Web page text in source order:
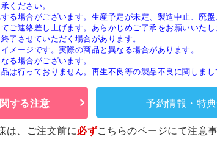
ください。
る場合がございます。生産予定が未定、製造中止、廃
ご連絡差し上げます。あらかじめご了承をお願いいたし
了させていただく場合があります。
メージです。実際の商品と異なる場合があります。
る場合がございます。
は行っておりません。再生不良等の製品不良に関しま
する注意 予約情報・特
は、ご注文前に必ずこちらのページにて注意